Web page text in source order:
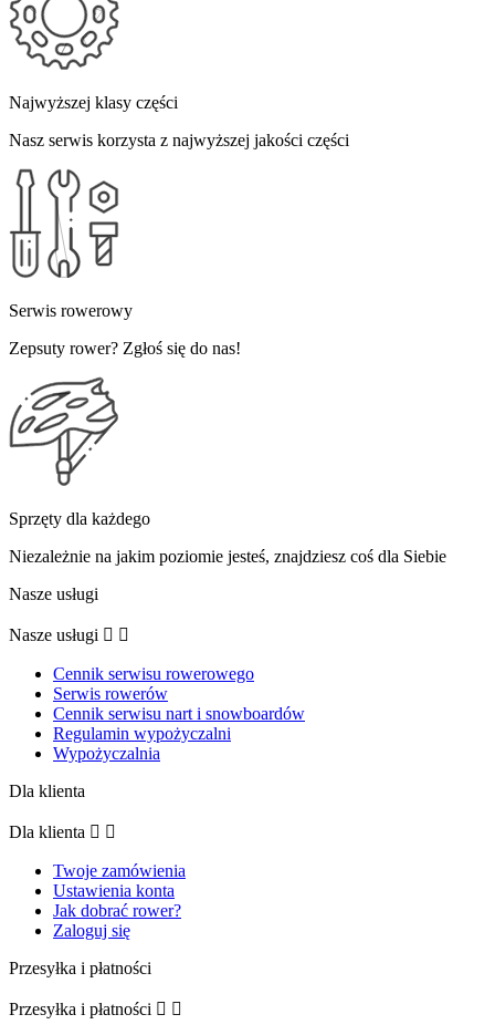
Najwyższej klasy części
Nasz serwis korzysta z najwyższej jakości części
Serwis rowerowy
Zepsuty rower? Zgłoś się do nas!
Sprzęty dla każdego
Niezależnie na jakim poziomie jesteś, znajdziesz coś dla Siebie
Nasze usługi
Nasze usługi  
Cennik serwisu rowerowego
Serwis rowerów
Cennik serwisu nart i snowboardów
Regulamin wypożyczalni
Wypożyczalnia
Dla klienta
Dla klienta  
Twoje zamówienia
Ustawienia konta
Jak dobrać rower?
Zaloguj się
Przesyłka i płatności
Przesyłka i płatności  